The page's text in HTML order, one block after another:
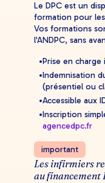
Le DPC est un
formation pour
Vos formations
l'ANDPC, sans
Prise en
Indemnisation
(présentiel ou
Accessible aux
Inscription
agencedpc.fr
important
Les infirmiers
au financement